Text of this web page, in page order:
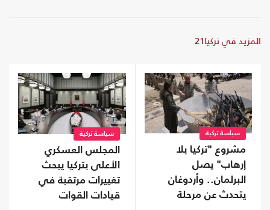
المزيد في تركيا21
سياسة تركية
مشروع "تركيا بلا
إرهاب" يصل
البرلمان.. وأردوغان
يتحدث عن مرحلة
سياسة تركية
المجلس العسكري
الأعلى بتركيا يبحث
تغييرات مرتقبة في
قيادات القوات